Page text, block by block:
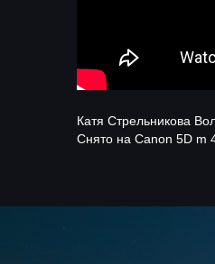
Катя Стрельникова
Снято на Canon 5D m